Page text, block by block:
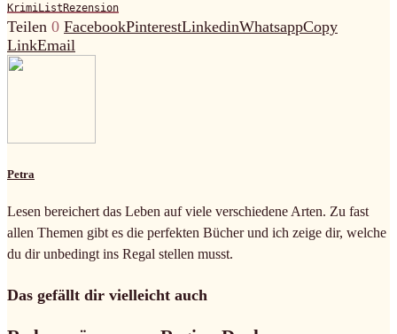
KrimiListRezension
Teilen 0 FacebookPinterestLinkedinWhatsappCopy
LinkEmail
Petra
Lesen bereichert das Leben auf viele verschiedene Arten. Zu fast
allen Themen gibt es die perfekten Bücher und ich zeige dir, welche
du dir unbedingt ins Regal stellen musst.
Das gefällt dir vielleicht auch